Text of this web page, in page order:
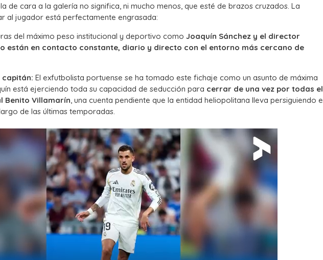
de cara a la galería no significa, ni mucho menos, que esté de brazos cruzados. La
al jugador está perfectamente engrasada:
del máximo peso institucional y deportivo como Joaquín Sánchez y el director
están en contacto constante, diario y directo con el entorno más cercano de
capitán: El exfutbolista portuense se ha tomado este fichaje como un asunto de máxima
está ejerciendo toda su capacidad de seducción para cerrar de una vez por todas el
Benito Villamarín, una cuenta pendiente que la entidad heliopolitana lleva persiguiendo e
de las últimas temporadas.